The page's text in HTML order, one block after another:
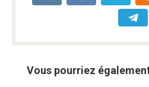
Vous pourriez